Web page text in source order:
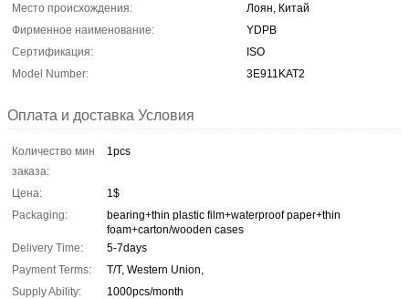
Место происхождения:
Лоян, Китай
Фирменное наименование:
YDPB
Сертификация:
ISO
Model Number:
3E911KAT2
Оплата и доставка Условия
Количество мин
заказа:
1pcs
Цена:
1$
Packaging:
bearing+thin plastic film+waterproof paper+thin
foam+carton/wooden cases
Delivery Time:
5-7days
Payment Terms:
T/T, Western Union,
Supply Ability:
1000pcs/month